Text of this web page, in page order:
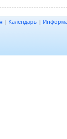
| Календарь |